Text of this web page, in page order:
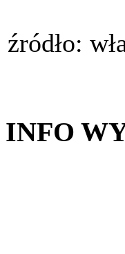
źródło:
INFO